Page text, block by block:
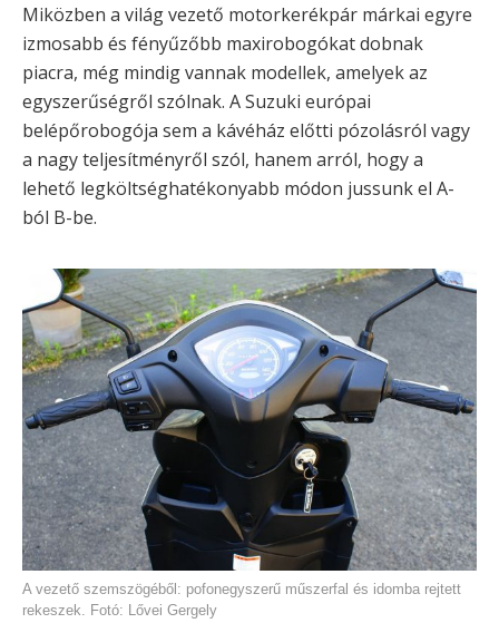
Miközben a világ vezető motorkerékpár márkai egyre
izmosabb és fényűzőbb maxirobogókat dobnak
piacra, még mindig vannak modellek, amelyek az
egyszerűségről szólnak. A Suzuki európai
belépőrobogója sem a kávéház előtti pózolásról vagy
a nagy teljesítményről szól, hanem arról, hogy a
lehető legköltséghatékonyabb módon jussunk el A-
ból B-be.
A vezető szemszögéből: pofonegyszerű műszerfal és idomba rejtett
rekeszek. Fotó: Lővei Gergely